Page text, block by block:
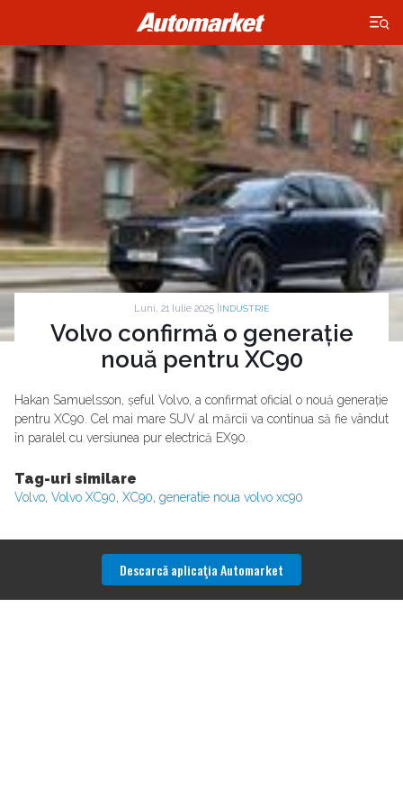
×
Luni, 21 Iulie 2025 | INDUSTRIE
Volvo confirmă o generație
nouă pentru XC90
Hakan Samuelsson, șeful Volvo, a confirmat oficial o nouă generație
pentru XC90. Cel mai mare SUV al mărcii va continua să fie vândut
în paralel cu versiunea pur electrică EX90.
Tag-uri similare
Volvo, Volvo XC90, XC90, generatie noua volvo xc90
Descarcă aplicaţia Automarket